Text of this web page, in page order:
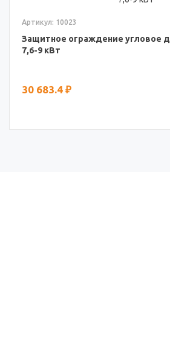
Артикул: 10023
Защитное ограждение угловое
7,6-9 кВт
30 683.4 ₽